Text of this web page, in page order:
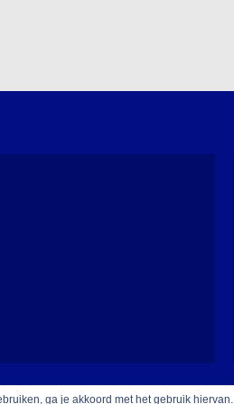
ga je akkoord met het gebruik hiervan.